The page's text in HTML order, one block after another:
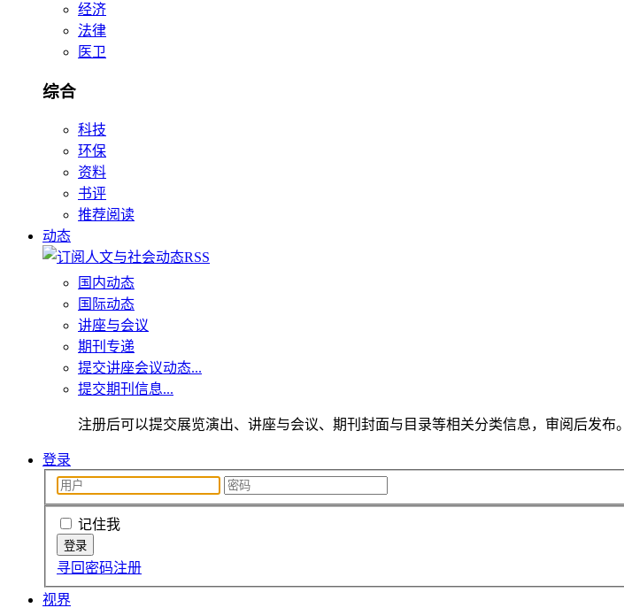
经济
法律
医卫
综合
科技
环保
资料
书评
推荐阅读
动态
国内动态
国际动态
讲座与会议
期刊专递
提交讲座会议动态...
提交期刊信息...
注册后可以提交展览演出、讲座与会议、期刊封面与目录等相关分类信息，审阅后发布。
登录
记住我
寻回密码注册
视界